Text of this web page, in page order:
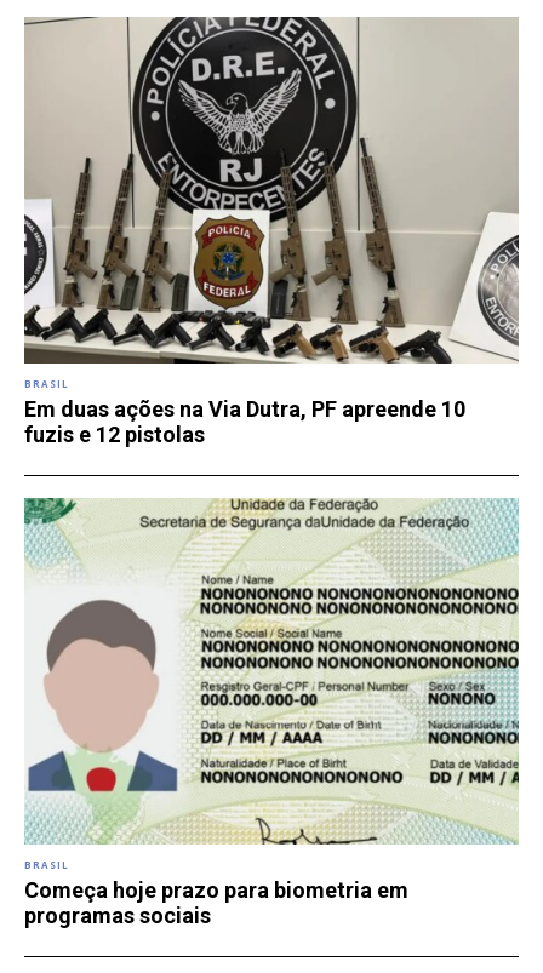
BRASIL
Em duas ações na Via Dutra, PF apreende 10
fuzis e 12 pistolas
BRASIL
Começa hoje prazo para biometria em
programas sociais